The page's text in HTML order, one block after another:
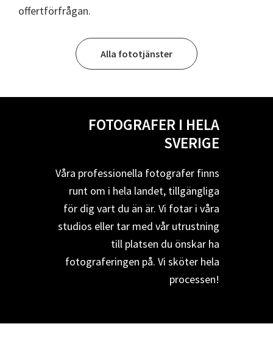
offertförfrågan.
Alla fototjänster
FOTOGRAFER I HELA
SVERIGE
Våra professionella fotografer finns
runt om i hela landet, tillgängliga
för dig vart du än är. Vi fotar i våra
studios eller tar med vår utrustning
till platsen du önskar ha
fotograferingen på. Vi sköter hela
processen!